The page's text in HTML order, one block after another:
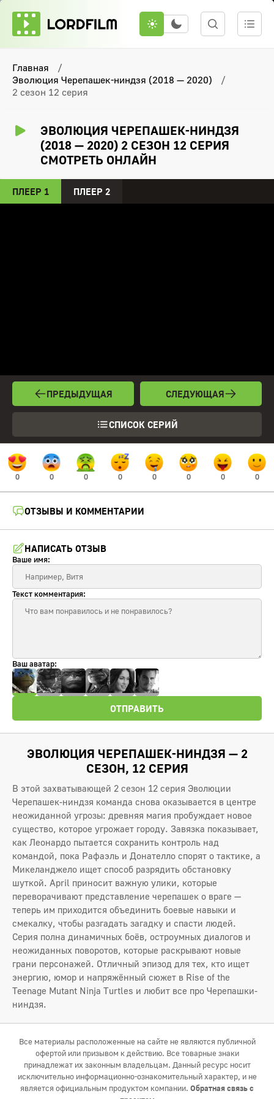
Главная
Эволюция Черепашек-ниндзя (2018 — 2020)
2 сезон 12 серия
ЭВОЛЮЦИЯ ЧЕРЕПАШЕК-НИНДЗЯ
(2018 — 2020) 2 СЕЗОН 12 СЕРИЯ
СМОТРЕТЬ ОНЛАЙН
ПЛЕЕР 1 ПЛЕЕР 2
ПРЕДЫДУЩАЯ
СПИСОК СЕРИЙ
СЛЕДУЮЩАЯ
0 0 0 0 0 0 0 0
ОТЗЫВЫ И КОММЕНТАРИИ
НАПИСАТЬ ОТЗЫВ
Ваше имя:
Текст комментария:
Ваш аватар:
ОТПРАВИТЬ
ЭВОЛЮЦИЯ ЧЕРЕПАШЕК-НИНДЗЯ — 2
СЕЗОН, 12 СЕРИЯ
В этой захватывающей 2 сезон 12 серия Эволюции
Черепашек-ниндзя команда снова оказывается в центре
неожиданной угрозы: древняя магия пробуждает новое
существо, которое угрожает городу. Завязка показывает,
как Леонардо пытается сохранить контроль над
командой, пока Рафаэль и Донателло спорят о тактике, а
Микеланджело ищет способ разрядить обстановку
шуткой. April приносит важную улики, которые
переворачивают представление черепашек о враге —
теперь им приходится объединить боевые навыки и
смекалку, чтобы разгадать загадку и спасти людей.
Серия полна динамичных боёв, остроумных диалогов и
неожиданных поворотов, которые раскрывают новые
грани персонажей. Отличный эпизод для тех, кто ищет
энергию, юмор и напряжённый сюжет в Rise of the
Teenage Mutant Ninja Turtles и любит все про Черепашки-
ниндзя.
Все материалы расположенные на сайте не являются публичной
офертой или призывом к действию. Все товарные знаки
принадлежат их законным владельцам. Данный ресурс носит
исключительно информационно-ознакомительный характер, и не
является официальным продуктом компании. Обратная связь с